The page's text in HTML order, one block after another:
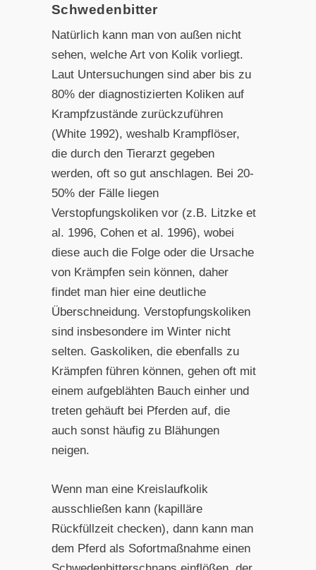
Schwedenbitter
Natürlich kann man von außen nicht
sehen, welche Art von Kolik vorliegt.
Laut Untersuchungen sind aber bis zu
80% der diagnostizierten Koliken auf
Krampfzustände zurückzuführen
(White 1992), weshalb Krampflöser,
die durch den Tierarzt gegeben
werden, oft so gut anschlagen. Bei 20-
50% der Fälle liegen
Verstopfungskoliken vor (z.B. Litzke et
al. 1996, Cohen et al. 1996), wobei
diese auch die Folge oder die Ursache
von Krämpfen sein können, daher
findet man hier eine deutliche
Überschneidung. Verstopfungskoliken
sind insbesondere im Winter nicht
selten. Gaskoliken, die ebenfalls zu
Krämpfen führen können, gehen oft mit
einem aufgeblähten Bauch einher und
treten gehäuft bei Pferden auf, die
auch sonst häufig zu Blähungen
neigen.
Wenn man eine Kreislaufkolik
ausschließen kann (kapilläre
Rückfüllzeit checken), dann kann man
dem Pferd als Sofortmaßnahme einen